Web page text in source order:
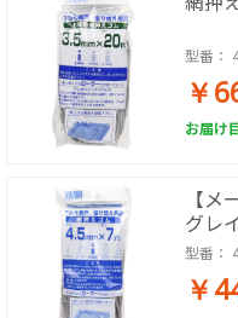
型番：
￥
お届け
【
グレ
型番：
￥